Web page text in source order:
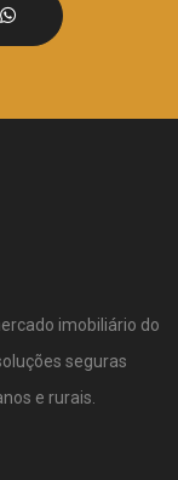
imobiliário do
seguras
e rurais.